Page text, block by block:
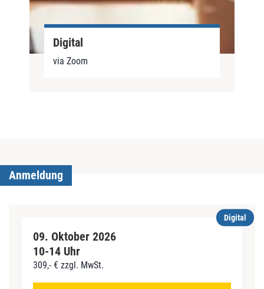
Digital
via Zoom
Anmeldung
Digital
09. Oktober 2026
10-14 Uhr
309,- € zzgl. MwSt.